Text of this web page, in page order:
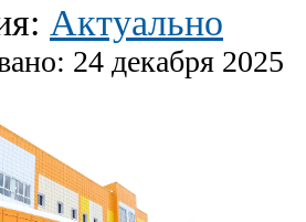
Актуально
24 декабря 2025